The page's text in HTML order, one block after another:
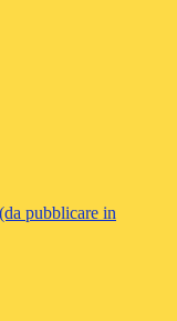
pubblicare in